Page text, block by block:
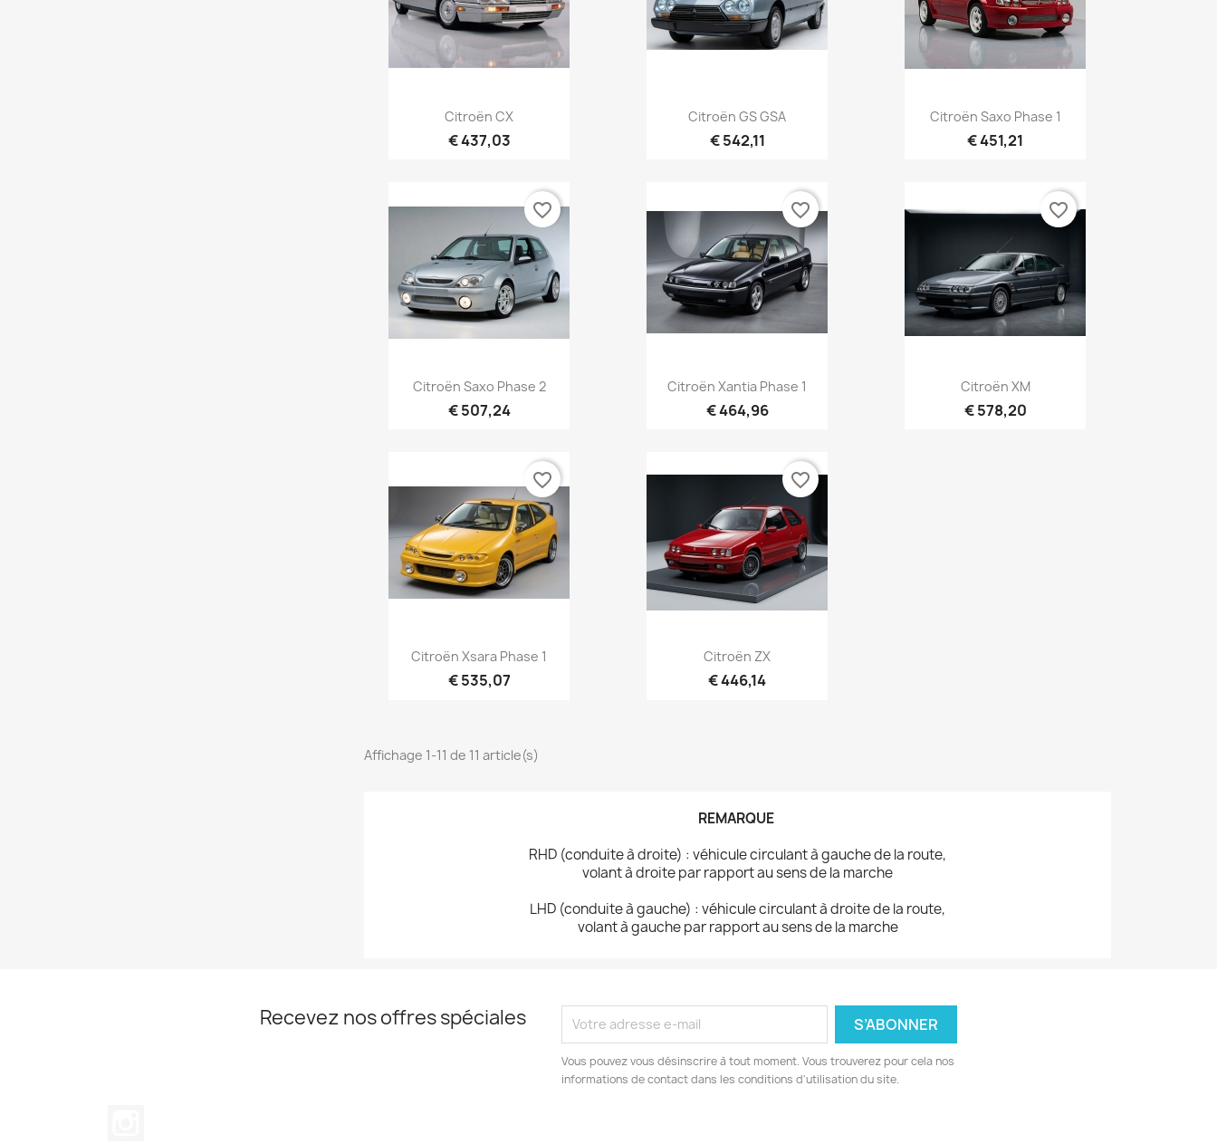
Aperçu rapide
Citroën CX
€ 437,03
Aperçu rapide
Citroën GS GSA
€ 542,11
Aperçu rapide
Citroën Saxo Phase 1
€ 451,21
Aperçu rapide
Citroën Saxo Phase 2
€ 507,24
favorite_border
Aperçu rapide
Citroën Xantia Phase 1
€ 464,96
favorite_border
Aperçu rapide
Citroën XM
€ 578,20
favorite_border
Aperçu rapide
Citroën Xsara Phase 1
€ 535,07
favorite_border
Aperçu rapide
Citroën ZX
€ 446,14
favorite_border
Affichage 1-11 de 11 article(s)
REMARQUE
RHD (conduite à droite) : véhicule circulant à gauche de la route,
volant à droite par rapport au sens de la marche
LHD (conduite à gauche) : véhicule circulant à droite de la route,
volant à gauche par rapport au sens de la marche
Recevez nos offres spéciales
Vous pouvez vous désinscrire à tout moment. Vous trouverez pour cela nos
informations de contact dans les conditions d'utilisation du site.